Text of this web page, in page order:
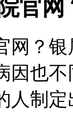
官
网？
因也
人制